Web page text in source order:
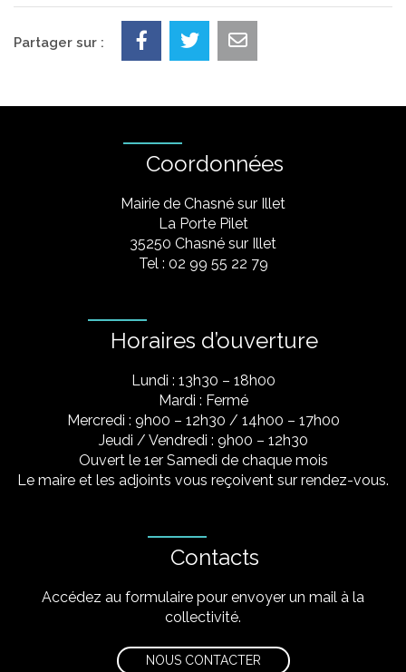
Partager sur :
Coordonnées
Mairie de Chasné sur Illet
La Porte Pilet
35250 Chasné sur Illet
Tel : 02 99 55 22 79
Horaires d’ouverture
Lundi : 13h30 – 18h00
Mardi : Fermé
Mercredi : 9h00 – 12h30 / 14h00 – 17h00
Jeudi / Vendredi : 9h00 – 12h30
Ouvert le 1er Samedi de chaque mois
Le maire et les adjoints vous reçoivent sur rendez-vous.
Contacts
Accédez au formulaire pour envoyer un mail à la
collectivité.
NOUS CONTACTER